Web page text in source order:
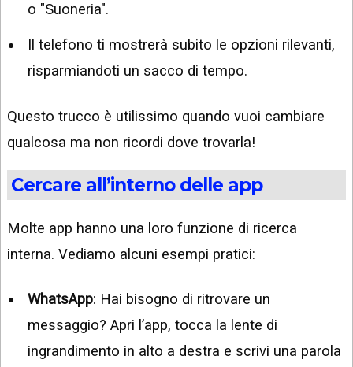
o "Suoneria".
Il telefono ti mostrerà subito le opzioni rilevanti,
risparmiandoti un sacco di tempo.
Questo trucco è utilissimo quando vuoi cambiare
qualcosa ma non ricordi dove trovarla!
Cercare all’interno delle app
Molte app hanno una loro funzione di ricerca
interna. Vediamo alcuni esempi pratici:
WhatsApp: Hai bisogno di ritrovare un
messaggio? Apri l’app, tocca la lente di
ingrandimento in alto a destra e scrivi una parola